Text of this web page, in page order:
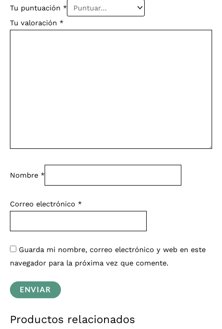
Tu puntuación *
Tu valoración *
Nombre *
Correo electrónico *
Guarda mi nombre, correo electrónico y web en este
navegador para la próxima vez que comente.
Productos relacionados